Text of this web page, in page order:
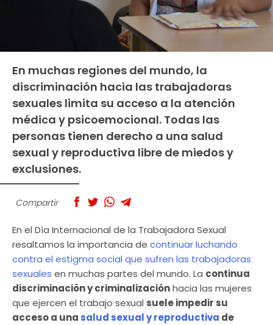
En muchas regiones del mundo, la
discriminación hacia las trabajadoras
sexuales limita su acceso a la atención
médica y psicoemocional. Todas las
personas tienen derecho a una salud
sexual y reproductiva libre de miedos y
exclusiones.
Compartir
En el Día Internacional de la Trabajadora Sexual
resaltamos la importancia de continuar luchando
contra el estigma social que sufren las trabajadoras
sexuales en muchas partes del mundo. La continua
discriminación y criminalizaciónhacia las mujeres
que ejercen el trabajo sexual suele impedir su
acceso a una salud sexual y reproductiva de